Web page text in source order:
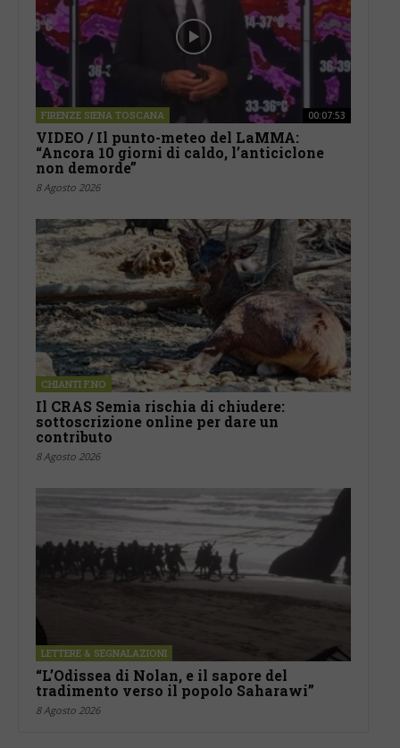
FIRENZE SIENA TOSCANA 00:07:53
VIDEO / Il punto-meteo del LaMMA:
“Ancora 10 giorni di caldo, l’anticiclone
non demorde”
8 Agosto 2026
CHIANTI F.NO
Il CRAS Semia rischia di chiudere:
sottoscrizione online per dare un
contributo
8 Agosto 2026
LETTERE & SEGNALAZIONI
“L’Odissea di Nolan, e il sapore del
tradimento verso il popolo Saharawi”
8 Agosto 2026